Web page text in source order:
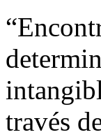
través